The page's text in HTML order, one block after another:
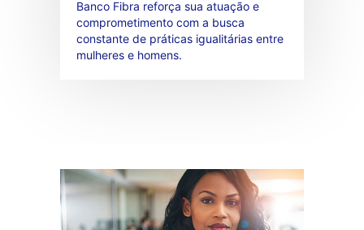
Banco Fibra reforça sua atuação e
comprometimento com a busca
constante de práticas igualitárias entre
mulheres e homens.